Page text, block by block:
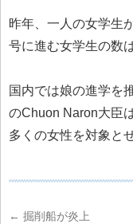
昨年、一人の女学生
号に進む女学生の数
国内では娘の進学を
のChuon Naron大臣
多くの女性を対象と
← 掘削船が炎上